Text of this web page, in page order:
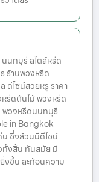
นทบุรี สไตล์หรีด
ร้านพวงหรีด
ดีไซน์สวยหรู ราคา
รีดต้นไม้ พวงหรีด
พวงหรีดนนทบุรี
in Bangkok
น ซึ่งล้วนมีดีไซน์
ทั้งสิ้น ทันสมัย มี
งขึ้น สะท้อนความ